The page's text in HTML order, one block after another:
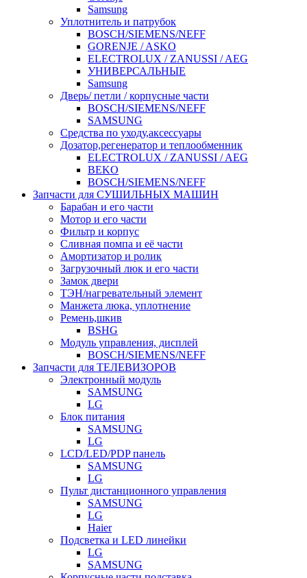
Samsung
Уплотнитель и патрубок
BOSCH/SIEMENS/NEFF
GORENJE / ASKO
ELECTROLUX / ZANUSSI / AEG
УНИВЕРСАЛЬНЫЕ
Samsung
Дверь/ петли / корпусные части
BOSCH/SIEMENS/NEFF
SAMSUNG
Средства по уходу,аксессуары
Дозатор,регенератор и теплообменник
ELECTROLUX / ZANUSSI / AEG
BEKO
BOSCH/SIEMENS/NEFF
Запчасти для СУШИЛЬНЫХ МАШИН
Барабан и его части
Мотор и его части
Фильтр и корпус
Сливная помпа и её части
Амортизатор и ролик
Загрузочный люк и его части
Замок двери
ТЭН/нагревательный элемент
Манжета люка, уплотнение
Ремень,шкив
BSHG
Модуль управления, дисплей
BOSCH/SIEMENS/NEFF
Запчасти для ТЕЛЕВИЗОРОВ
Электронный модуль
SAMSUNG
LG
Блок питания
SAMSUNG
LG
LCD/LED/PDP панель
SAMSUNG
LG
Пульт дистанционного управления
SAMSUNG
LG
Haier
Подсветка и LED линейки
LG
SAMSUNG